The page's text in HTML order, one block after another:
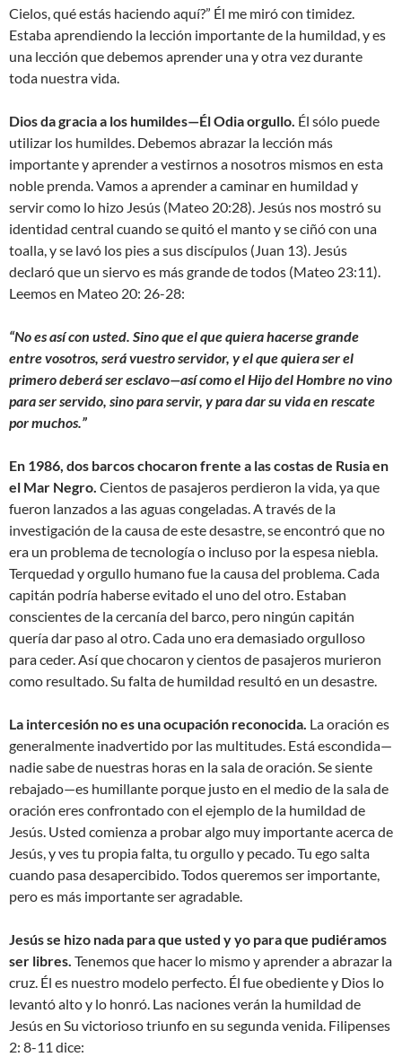
Cielos, qué estás haciendo aquí?” Él me miró con timidez.
Estaba aprendiendo la lección importante de la humildad, y es
una lección que debemos aprender una y otra vez durante
toda nuestra vida.
Dios da gracia a los humildes—Él Odia orgullo. Él sólo puede
utilizar los humildes. Debemos abrazar la lección más
importante y aprender a vestirnos a nosotros mismos en esta
noble prenda. Vamos a aprender a caminar en humildad y
servir como lo hizo Jesús (Mateo 20:28). Jesús nos mostró su
identidad central cuando se quitó el manto y se ciñó con una
toalla, y se lavó los pies a sus discípulos (Juan 13). Jesús
declaró que un siervo es más grande de todos (Mateo 23:11).
Leemos en Mateo 20: 26-28:
“No es así con usted. Sino que el que quiera hacerse grande
entre vosotros, será vuestro servidor, y el que quiera ser el
primero deberá ser esclavo—así como el Hijo del Hombre no vino
para ser servido, sino para servir, y para dar su vida en rescate
por muchos.”
En 1986, dos barcos chocaron frente a las costas de Rusia en
el Mar Negro. Cientos de pasajeros perdieron la vida, ya que
fueron lanzados a las aguas congeladas. A través de la
investigación de la causa de este desastre, se encontró que no
era un problema de tecnología o incluso por la espesa niebla.
Terquedad y orgullo humano fue la causa del problema. Cada
capitán podría haberse evitado el uno del otro. Estaban
conscientes de la cercanía del barco, pero ningún capitán
quería dar paso al otro. Cada uno era demasiado orgulloso
para ceder. Así que chocaron y cientos de pasajeros murieron
como resultado. Su falta de humildad resultó en un desastre.
La intercesión no es una ocupación reconocida. La oración es
generalmente inadvertido por las multitudes. Está escondida—
nadie sabe de nuestras horas en la sala de oración. Se siente
rebajado—es humillante porque justo en el medio de la sala de
oración eres confrontado con el ejemplo de la humildad de
Jesús. Usted comienza a probar algo muy importante acerca de
Jesús, y ves tu propia falta, tu orgullo y pecado. Tu ego salta
cuando pasa desapercibido. Todos queremos ser importante,
pero es más importante ser agradable.
Jesús se hizo nada para que usted y yo para que pudiéramos
ser libres. Tenemos que hacer lo mismo y aprender a abrazar la
cruz. Él es nuestro modelo perfecto. Él fue obediente y Dios lo
levantó alto y lo honró. Las naciones verán la humildad de
Jesús en Su victorioso triunfo en su segunda venida. Filipenses
2: 8-11 dice: